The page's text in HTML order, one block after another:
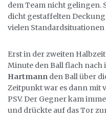
dem Team nicht gelingen.
dicht gestaffelten
vielen
Erst in der zweiten
Minute den Ball flach
Hartmann den Ball über
Zeitpunkt war es dann mit
PSV. Der Gegner kam
und drückte auf das Tor